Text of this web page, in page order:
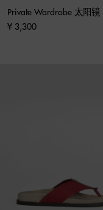
Private Wardrobe 太阳镜
¥ 3,300